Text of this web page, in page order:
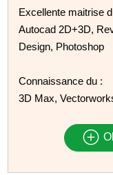
Excellente maitrise
Autocad 2D+3D,
Design, Photoshop
Connaissance du :
3D Max,